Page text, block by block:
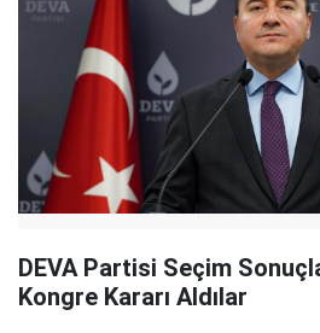
DEVA Partisi Seçim
Kongre Kararı Aldılar